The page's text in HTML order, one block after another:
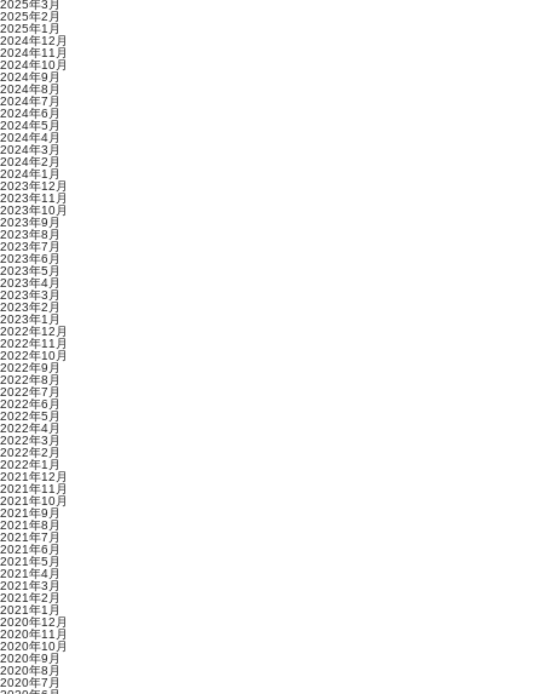
2025年3月
2025年2月
2025年1月
2024年12月
2024年11月
2024年10月
2024年9月
2024年8月
2024年7月
2024年6月
2024年5月
2024年4月
2024年3月
2024年2月
2024年1月
2023年12月
2023年11月
2023年10月
2023年9月
2023年8月
2023年7月
2023年6月
2023年5月
2023年4月
2023年3月
2023年2月
2023年1月
2022年12月
2022年11月
2022年10月
2022年9月
2022年8月
2022年7月
2022年6月
2022年5月
2022年4月
2022年3月
2022年2月
2022年1月
2021年12月
2021年11月
2021年10月
2021年9月
2021年8月
2021年7月
2021年6月
2021年5月
2021年4月
2021年3月
2021年2月
2021年1月
2020年12月
2020年11月
2020年10月
2020年9月
2020年8月
2020年7月